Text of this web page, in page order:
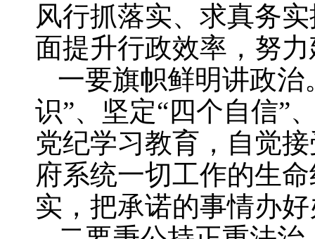
风行抓落实、求真务
面提升行政效率，努
一要旗帜鲜明讲政
识”、坚定“四个自信”
党纪学习教育，自觉
府系统一切工作的生
实，把承诺的事情办